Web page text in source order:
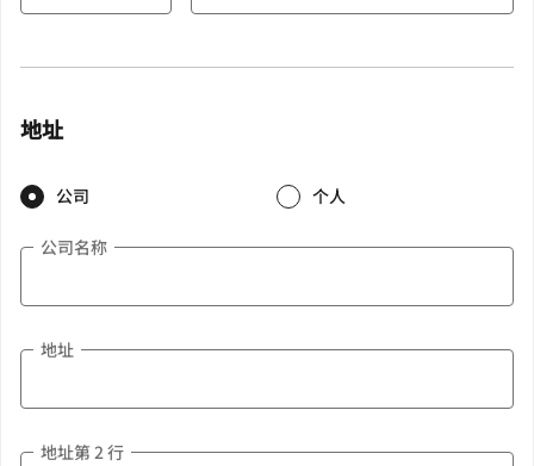
地址
公司 个人
公司名称
地址
地址第 2 行